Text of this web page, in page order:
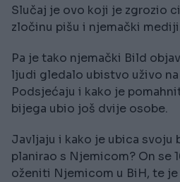
Slučaj je ovo koji je zgrozio
zločinu pišu i njemački
Pa je tako njemački Bild
ljudi gledalo ubistvo uživo
Podsjećaju i kako je
bijega ubio još dvije osobe.
Javljaju i kako je ubica svoju
planirao s Njemicom? On se
oženiti Njemicom u BiH, te